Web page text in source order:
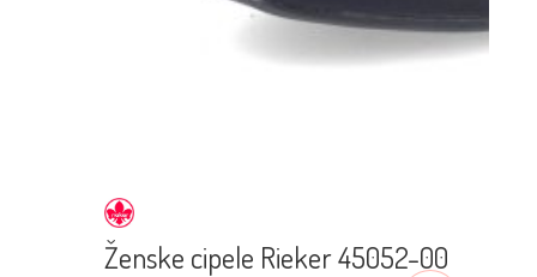
Ženske cipele Rieker 45052-00